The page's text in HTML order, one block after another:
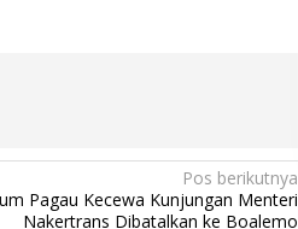
Pos berikutnya
Pagau Kecewa Kunjungan Menteri
Nakertrans Dibatalkan ke Boalemo